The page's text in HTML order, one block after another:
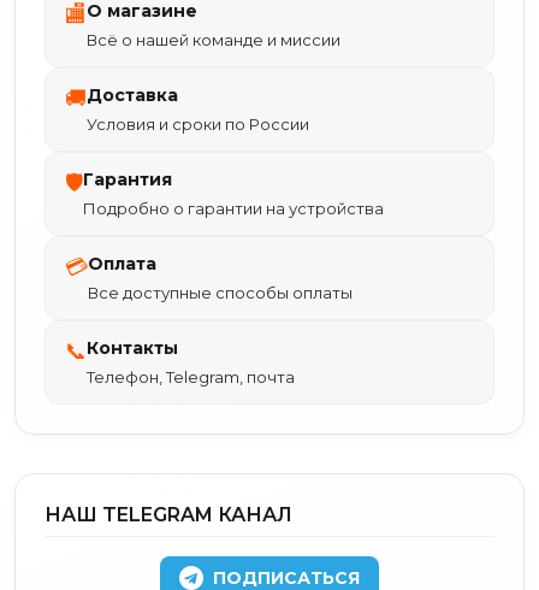
🏬О магазине
Всё о нашей команде и миссии
🚚Доставка
Условия и сроки по России
🛡Гарантия
Подробно о гарантии на устройства
💳Оплата
Все доступные способы оплаты
📞Контакты
Телефон, Telegram, почта
НАШ TELEGRAM КАНАЛ
ПОДПИСАТЬСЯ